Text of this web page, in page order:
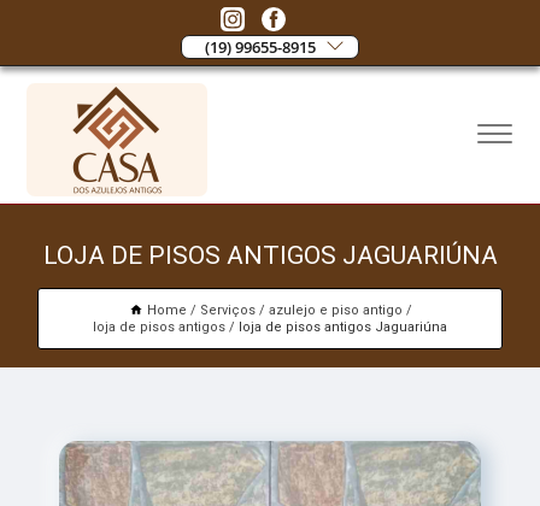
(19) 99655-8915
LOJA DE PISOS ANTIGOS JAGUARIÚNA
Home Serviços
azulejo e piso antigo
loja de pisos antigos
loja de pisos antigos Jaguariúna